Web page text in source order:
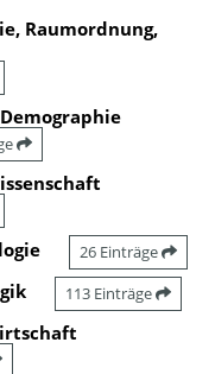
Raumordnung,
26 Einträge
113 Einträge